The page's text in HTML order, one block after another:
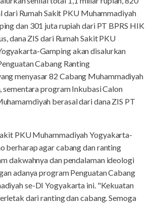
dari Rumah Sakit PKU Muhammadiyah
dan 301 juta rupiah dari PT BPRS HIK
dana ZIS dari Rumah Sakit PKU
Gamping akan disalurkan
Cabang Ranting
menyasar 82 Cabang Muhammadiyah
sementara program Inkubasi Calon
berasal dari dana ZIS PT
PKU Muhammadiyah Yogyakarta-
berharap agar cabang dan ranting
dakwahnya dan pendalaman ideologi
adanya program Penguatan Cabang
se-DI Yogyakarta ini. "Kekuatan
dari ranting dan cabang. Semoga